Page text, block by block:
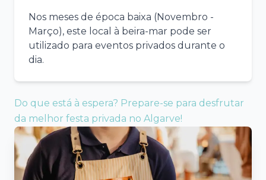
Nos meses de época baixa (Novembro -
Março), este local à beira-mar pode ser
utilizado para eventos privados durante o
dia.
Do que está à espera? Prepare-se para desfrutar
da melhor festa privada no Algarve!